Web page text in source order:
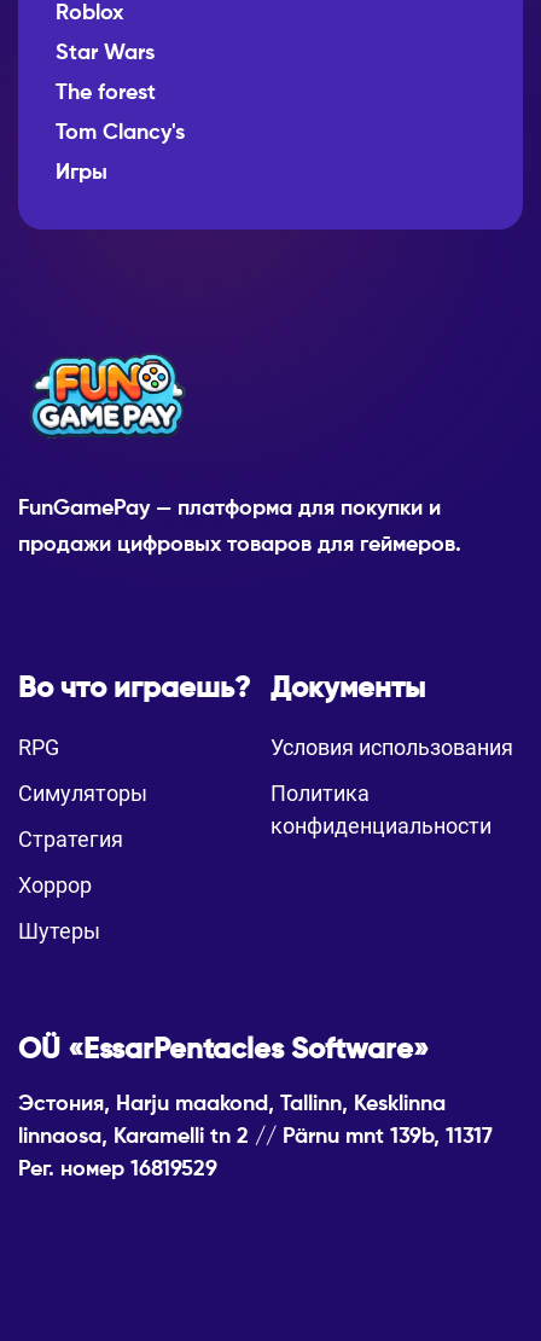
Roblox
Star Wars
The forest
Tom Clancy's
Игры
FunGamePay — платформа для покупки и
продажи цифровых товаров для геймеров.
Во что играешь?
RPG
Симуляторы
Стратегия
Хоррор
Шутеры
Документы
Условия использования
Политика
конфиденциальности
OÜ «EssarPentacles Software»
Эстония, Harju maakond, Tallinn, Kesklinna
linnaosa, Karamelli tn 2 // Pärnu mnt 139b, 11317
Рег. номер 16819529